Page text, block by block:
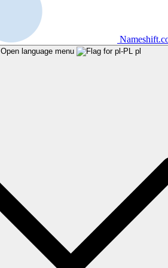
Open language menu pl